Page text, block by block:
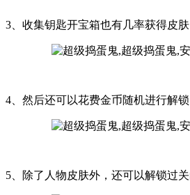
3、收集钥匙开宝箱也有几率获得皮肤
4、然后还可以花费金币随机进行解锁
5、除了人物皮肤外，还可以解锁过关